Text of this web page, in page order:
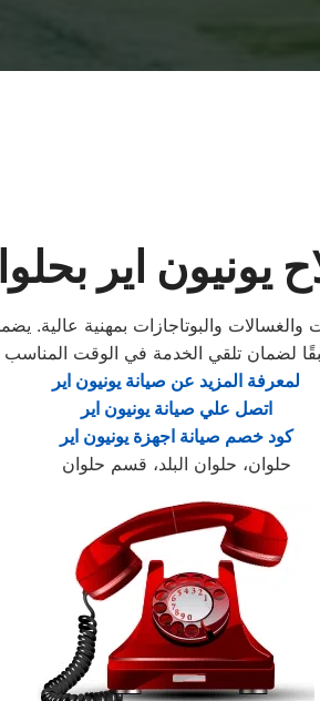
يونيون اير
والغسالات والبوتاجازات بمهنية
لمعرفة المزيد عن صيانة يونيون اير
اتصل علي صيانة يونيون اير
كود خصم صيانة اجهزة يونيون اير
حلوان، حلوان البلد، قسم حلوان